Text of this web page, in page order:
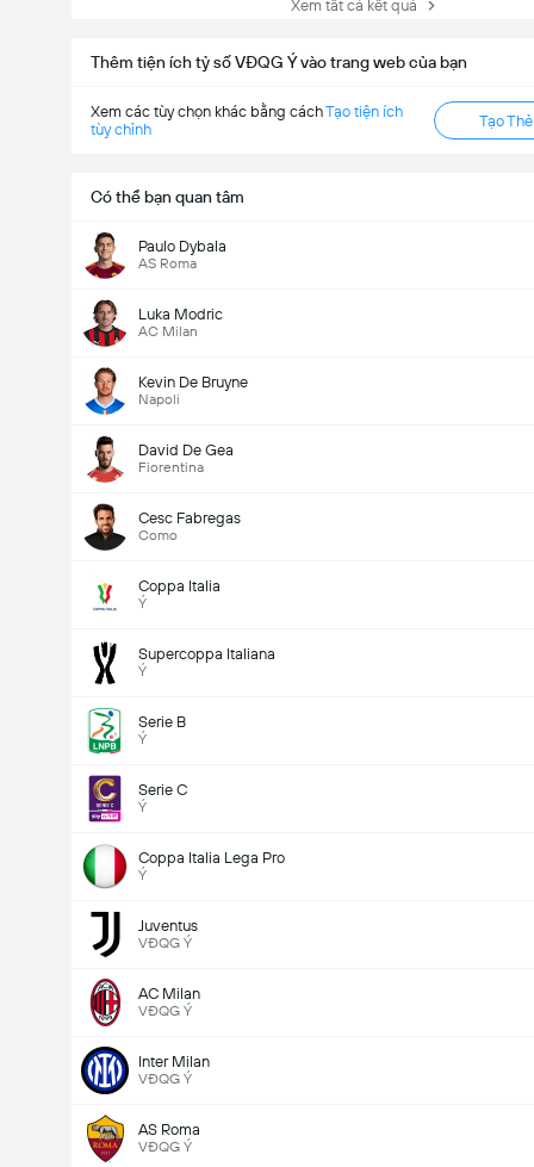
Xem tất cả kết quả
Thêm tiện ích tỷ số VĐQG Ý vào trang web của bạn
Xem các tùy chọn khác bằng cáchTạo tiện ích
tùy chỉnh
Tạo
Có thể bạn quan tâm
Paulo Dybala
AS Roma
Luka Modric
AC Milan
Kevin De Bruyne
Napoli
David De Gea
Fiorentina
Cesc Fabregas
Como
Coppa Italia
Ý
Supercoppa Italiana
Ý
Serie B
Ý
Serie C
Ý
Coppa Italia Lega Pro
Ý
Juventus
VĐQG Ý
AC Milan
VĐQG Ý
Inter Milan
VĐQG Ý
AS Roma
VĐQG Ý